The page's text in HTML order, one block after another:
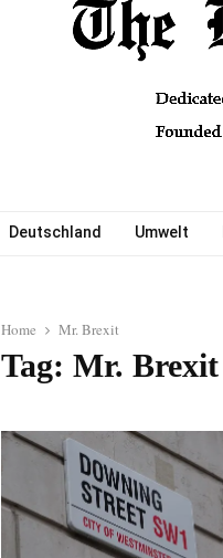
Deutschland Umwelt
Home Mr. Brexit
Tag: Mr. Brexit